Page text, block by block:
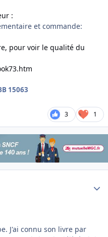
:
et commande:
pour voir le qualité du
15063
3 1
J'ai connu son livre par